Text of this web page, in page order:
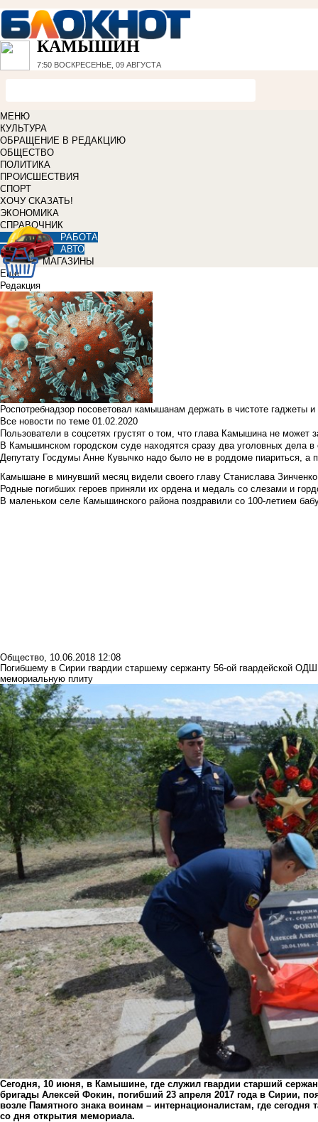
КАМЫШИН
7:50 ВОСКРЕСЕНЬЕ, 09 АВГУСТА
МЕНЮ
КУЛЬТУРА
ОБРАЩЕНИЕ В РЕДАКЦИЮ
ОБЩЕСТВО
ПОЛИТИКА
ПРОИСШЕСТВИЯ
СПОРТ
ХОЧУ СКАЗАТЬ!
ЭКОНОМИКА
СПРАВОЧНИК
РАБОТА
АВТО
МАГАЗИНЫ
Еще
Редакция
Роспотребнадзор посоветовал камышанам держать в чистоте гаджеты
Все новости по теме 01.02.2020
Пользователи в соцсетях грустят о том, что глава Камышина не может
В Камышинском городском суде находятся сразу два уголовных дела
Депутату Госдумы Анне Кувычко надо было не в роддоме пиариться, а
Камышане в минувший месяц видели своего главу Станислава Зинченко
Родные погибших героев приняли их ордена и медаль со слезами и
В маленьком селе Камышинского района поздравили со 100-летием
Общество, 10.06.2018 12:08
Погибшему в Сирии гвардии старшему сержанту 56-ой гвардейской
мемориальную плиту
Сегодня, 10 июня, в Камышине, где служил гвардии старший
бригады Алексей Фокин, погибший 23 апреля 2017 года в Сирии,
возле Памятного знака воинам – интернационалистам, где
со дня открытия мемориала.